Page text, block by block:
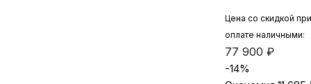
Сумки и чемоданы
Цена со скидкой при
оплате наличными:
77 900 ₽
-14%